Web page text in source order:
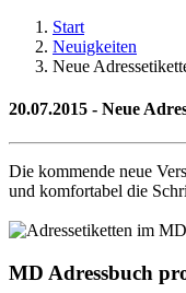
Start
Neuigkeiten
Neue
20.07.2015 - Neue
Die kommende neue
und komfortabel die
MD Adressbuch